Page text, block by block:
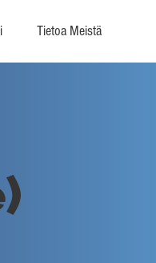
Tietoa Meistä